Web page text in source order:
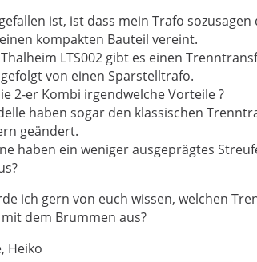
ist, ist dass mein Trafo
kompakten Bauteil vereint.
LTS002 gibt es einen
von einen Sparstelltrafo.
2-er Kombi irgendwelche Vorteile ?
haben sogar den klassischen
geändert.
haben ein weniger ausgeprägtes
ich gern von euch wissen, welchen
dem Brummen aus?
Heiko